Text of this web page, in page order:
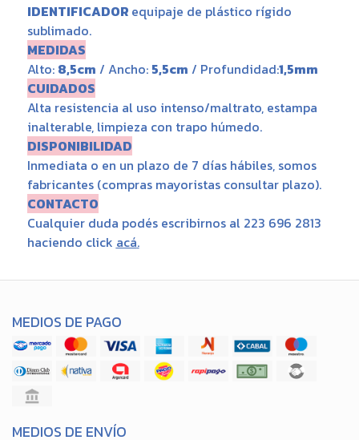
IDENTIFICADOR equipaje de plástico rígido
sublimado.
MEDIDAS
Alto: 8,5cm / Ancho: 5,5cm / Profundidad:1,5mm
CUIDADOS
Alta resistencia al uso intenso/maltrato, estampa
inalterable, limpieza con trapo húmedo.
DISPONIBILIDAD
Inmediata o en un plazo de 7 días hábiles, somos
fabricantes (compras mayoristas consultar plazo).
CONTACTO
Cualquier duda podés escribirnos al 223 696 2813
haciendo click acá.
MEDIOS DE PAGO
MEDIOS DE ENVÍO